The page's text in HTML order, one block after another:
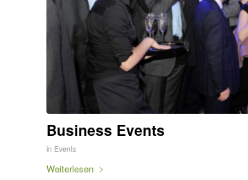
Business Events
in Events
Weiterlesen